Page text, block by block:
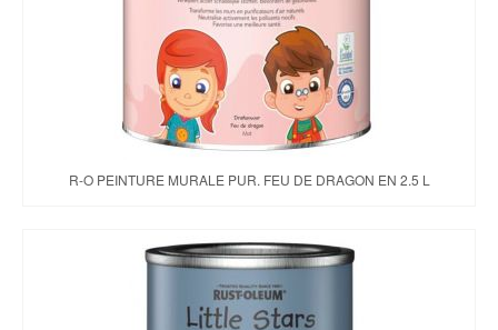
R-O PEINTURE MURALE PUR. FEU DE DRAGON EN 2.5 L